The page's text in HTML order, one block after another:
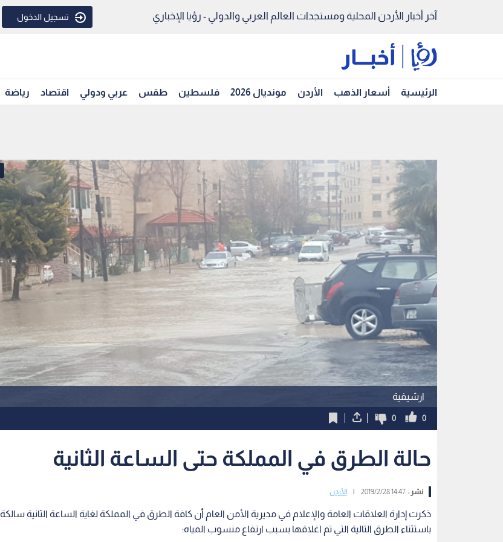
آخر أخبار الأردن المحلية ومستجدات العالم العربي والدولي - رؤيا الإخباري تسجيل الدخول
الرئيسية أسعار الذهب الأردن مونديال 2026 فلسطين طقس عربي ودولي اقتصاد رياضة
ارشيفية
0
0
حالة الطرق في المملكة حتى الساعة الثانية
نشر :14:47 2019/2/28 الأردن
ذكرت إدارة العلاقات العامة والإعلام في مديرية الأمن العام أن كافة الطرق في المملكة لغاية الساعة الثانية سالكة
باستثناء الطرق التالية التي تم اغلاقها بسبب ارتفاع منسوب المياه: